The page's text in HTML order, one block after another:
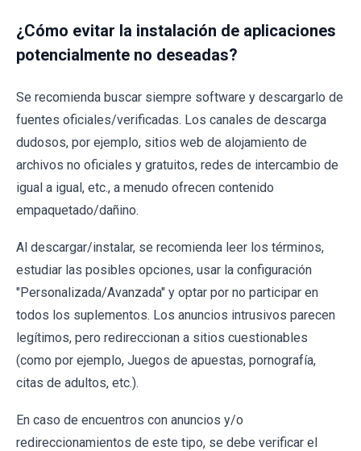
¿Cómo evitar la instalación de aplicaciones
potencialmente no deseadas?
Se recomienda buscar siempre software y descargarlo de
fuentes oficiales/verificadas. Los canales de descarga
dudosos, por ejemplo, sitios web de alojamiento de
archivos no oficiales y gratuitos, redes de intercambio de
igual a igual, etc., a menudo ofrecen contenido
empaquetado/dañino.
Al descargar/instalar, se recomienda leer los términos,
estudiar las posibles opciones, usar la configuración
"Personalizada/Avanzada" y optar por no participar en
todos los suplementos. Los anuncios intrusivos parecen
legítimos, pero redireccionan a sitios cuestionables
(como por ejemplo, Juegos de apuestas, pornografía,
citas de adultos, etc.).
En caso de encuentros con anuncios y/o
redireccionamientos de este tipo, se debe verificar el